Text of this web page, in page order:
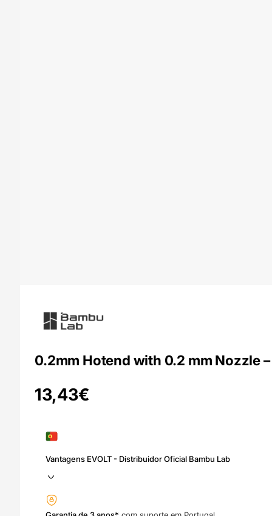
0.2mm Hotend with 0.2 mm Nozzle
13,43€
Vantagens EVOLT - Distribuidor Oficial Bambu Lab